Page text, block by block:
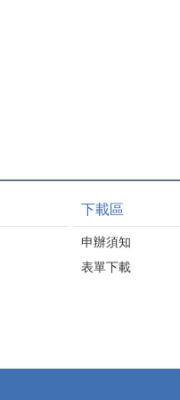
下載區
申辦須知
表單下載